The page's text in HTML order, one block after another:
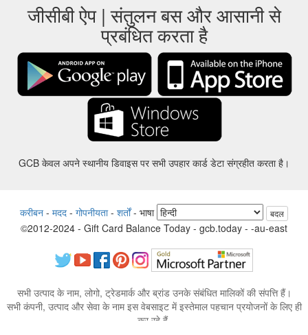
जीसीबी ऐप | संतुलन बस और आसानी से
प्रबंधित करता है
GCB केवल अपने स्थानीय डिवाइस पर सभी उपहार कार्ड डेटा संग्रहीत करता है।
करीबन - मदद - गोपनीयता- शर्तों- भाषा बदल
©2012-2024 - Gift Card Balance Today - gcb.today - -au-east
सभी उत्पाद के नाम, लोगो, ट्रेडमार्क और ब्रांड उनके संबंधित मालिकों की संपत्ति हैं।
सभी कंपनी, उत्पाद और सेवा के नाम इस वेबसाइट में इस्तेमाल पहचान प्रयोजनों के लिए ही
कर रहे हैं.